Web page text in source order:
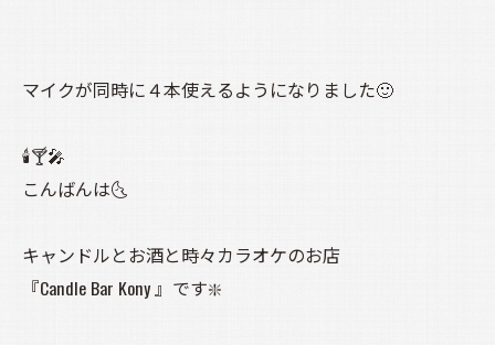
マイクが同時に４本使えるようになりました🙂
🕯️🍸️🎤
こんばんは🌜️
キャンドルとお酒と時々カラオケのお店
『Candle Bar Kony 』です❇️